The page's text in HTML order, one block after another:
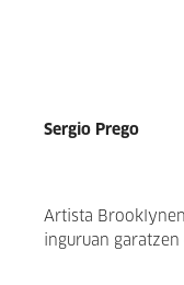
Sergio Prego
Artista
inguruan